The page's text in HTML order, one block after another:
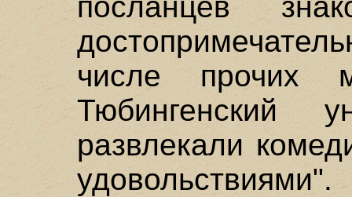
числе прочих
Тюбингенский
развлекали
удовольствиями".